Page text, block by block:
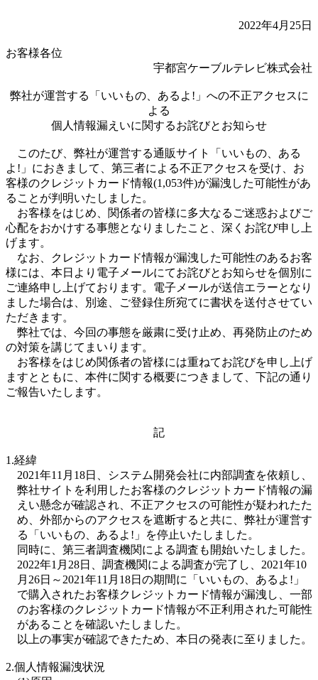
2022年4月25日
お客様各位
宇都宮ケーブルテレビ株式会社
弊社が運営する「いいもの、あるよ!」への不正アクセスに
よる
個人情報漏えいに関するお詫びとお知らせ
このたび、弊社が運営する通販サイト「いいもの、ある
よ!」におきまして、第三者による不正アクセスを受け、お
客様のクレジットカード情報(1,053件)が漏洩した可能性があ
ることが判明いたしました。
お客様をはじめ、関係者の皆様に多大なるご迷惑およびご
心配をおかけする事態となりましたこと、深くお詫び申し上
げます。
なお、クレジットカード情報が漏洩した可能性のあるお客
様には、本日より電子メールにてお詫びとお知らせを個別に
ご連絡申し上げております。電子メールが送信エラーとなり
ました場合は、別途、ご登録住所宛てに書状を送付させてい
ただきます。
弊社では、今回の事態を厳粛に受け止め、再発防止のため
の対策を講じてまいります。
お客様をはじめ関係者の皆様には重ねてお詫びを申し上げ
ますとともに、本件に関する概要につきまして、下記の通り
ご報告いたします。
記
1.経緯
2021年11月18日、システム開発会社に内部調査を依頼し、
弊社サイトを利用したお客様のクレジットカード情報の漏
えい懸念が確認され、不正アクセスの可能性が疑われたた
め、外部からのアクセスを遮断すると共に、弊社が運営す
る「いいもの、あるよ!」を停止いたしました。
同時に、第三者調査機関による調査も開始いたしました。
2022年1月28日、調査機関による調査が完了し、2021年10
月26日～2021年11月18日の期間に「いいもの、あるよ!」
で購入されたお客様クレジットカード情報が漏洩し、一部
のお客様のクレジットカード情報が不正利用された可能性
があることを確認いたしました。
以上の事実が確認できたため、本日の発表に至りました。
2.個人情報漏洩状況